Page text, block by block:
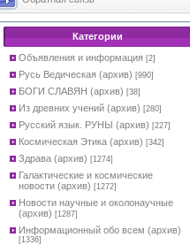
Категории
Объявления и информация [2]
Русь Ведическая (архив) [990]
БОГИ СЛАВЯН (архив) [38]
Из древних учений (архив) [280]
Русский язык. РУНЫ (архив) [227]
Космическая Этика (архив) [342]
Здрава (архив) [1274]
Галактические и космические
новости (архив) [1272]
Новости научные и околонаучные
(архив) [1287]
Информационный обо всем (архив)
[1336]